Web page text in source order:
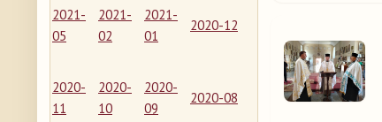
2021-
05
2021-
02
2021-
01
2020-12
2020-
11
2020-
10
2020-
09
2020-08